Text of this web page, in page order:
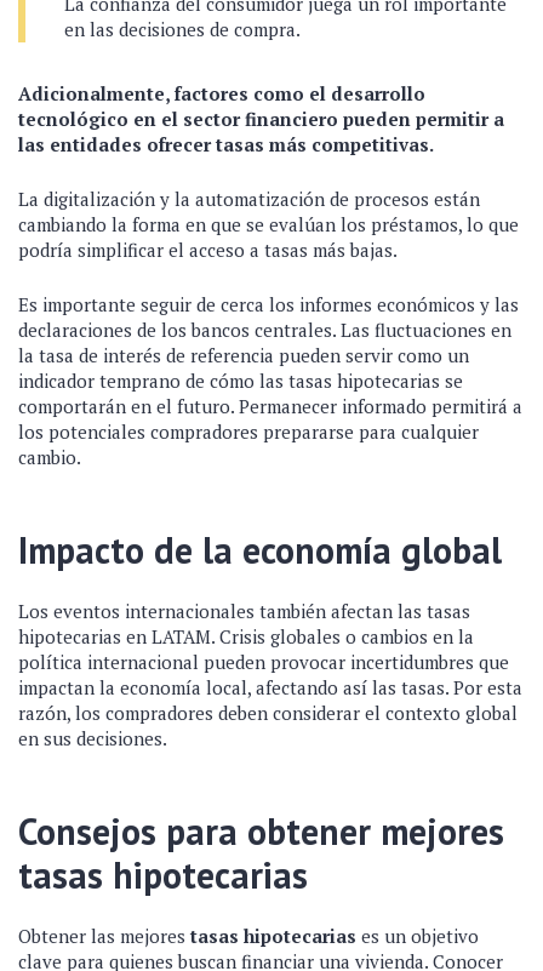
en las decisiones de compra.
Adicionalmente, factores como el desarrollo
tecnológico en el sector financiero pueden permitir a
las entidades ofrecer tasas más competitivas.
La digitalización y la automatización de procesos están
cambiando la forma en que se evalúan los préstamos, lo que
podría simplificar el acceso a tasas más bajas.
Es importante seguir de cerca los informes económicos y las
declaraciones de los bancos centrales. Las fluctuaciones en
la tasa de interés de referencia pueden servir como un
indicador temprano de cómo las tasas hipotecarias se
comportarán en el futuro. Permanecer informado permitirá a
los potenciales compradores prepararse para cualquier
cambio.
Impacto de la economía global
Los eventos internacionales también afectan las tasas
hipotecarias en LATAM. Crisis globales o cambios en la
política internacional pueden provocar incertidumbres que
impactan la economía local, afectando así las tasas. Por esta
razón, los compradores deben considerar el contexto global
en sus decisiones.
Consejos para obtener mejores
tasas hipotecarias
Obtener las mejorestasas hipotecarias es un objetivo
clave para quienes buscan financiar una vivienda. Conocer